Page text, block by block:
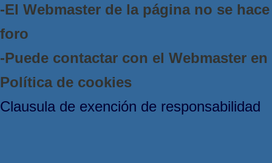
-El Webmaster de la página no se
foro
-Puede contactar con el Webmaster
Política de cookies
Clausula de exención de responsabilidad